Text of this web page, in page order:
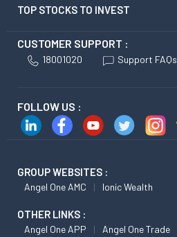
TOP STOCKS TO INVEST
CUSTOMER SUPPORT :
18001020 Support FAQs
FOLLOW US :
GROUP WEBSITES :
Angel One AMC Ionic Wealth
OTHER LINKS :
Angel One APP Angel One Trade